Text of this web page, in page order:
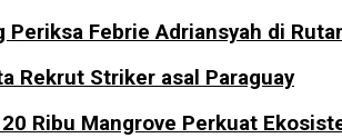
Periksa Febrie Adriansyah di
Rekrut Striker asal Paraguay
Ribu Mangrove Perkuat